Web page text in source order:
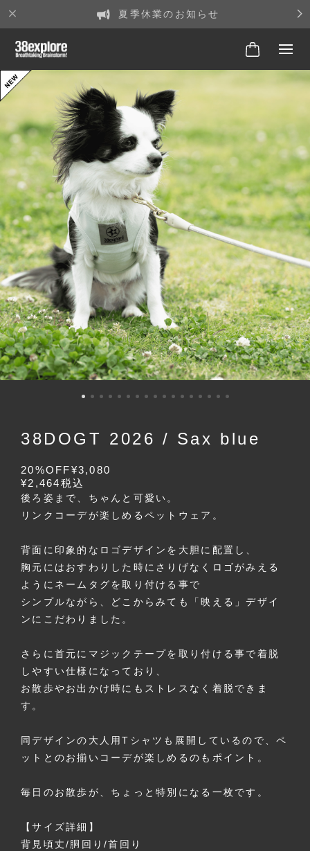
夏季休業のお知らせ
38DOGT 2026 / Sax blue
20%OFF¥3,080
¥2,464税込
後ろ姿まで、ちゃんと可愛い。
リンクコーデが楽しめるペットウェア。
背面に印象的なロゴデザインを大胆に配置し、
胸元にはおすわりした時にさりげなくロゴがみえる
ようにネームタグを取り付ける事で
シンプルながら、どこからみても「映える」デザイ
ンにこだわりました。
さらに首元にマジックテープを取り付ける事で着脱
しやすい仕様になっており、
お散歩やお出かけ時にもストレスなく着脱できま
す。
同デザインの大人用Tシャツも展開しているので、ペ
ットとのお揃いコーデが楽しめるのもポイント。
毎日のお散歩が、ちょっと特別になる一枚です。
【サイズ詳細】
背見頃丈/胴回り/首回り